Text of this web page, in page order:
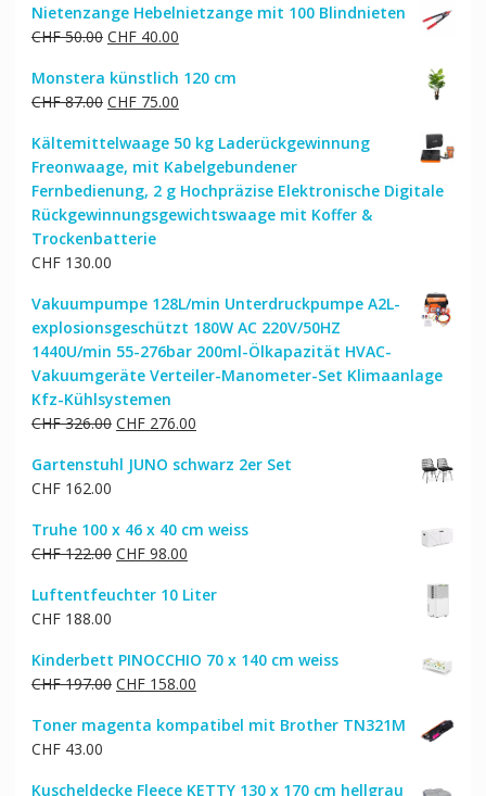
war:
CHF 155.00
ist:
Nietenzange Hebelnietzange mit 100 Blindnieten
CHF50.00 Ursprünglicher
war:
CHF 50.00
CHF40.00Aktueller
ist:
CHF 40.00.
Monstera künstlich 120 cm
CHF87.00 Ursprünglicher
war:
CHF 87.00
CHF75.00Aktueller
ist:
CHF 75.00.
Kältemittelwaage 50 kg Laderückgewinnung
Freonwaage, mit Kabelgebundener
Fernbedienung, 2 g Hochpräzise Elektronische Digitale
Rückgewinnungsgewichtswaage mit Koffer &
Trockenbatterie
CHF130.00
Vakuumpumpe 128L/min Unterdruckpumpe A2L-
explosionsgeschützt 180W AC 220V/50HZ
1440U/min 55-276bar 200ml-Ölkapazität HVAC-
Vakuumgeräte Verteiler-Manometer-Set Klimaanlage
Kfz-Kühlsystemen
CHF326.00 Ursprünglicher
war:
CHF276.00Aktueller
ist:
Gartenstuhl JUNO schwarz 2er Set
CHF162.00
Truhe 100 x 46 x 40 cm weiss
CHF122.00 Ursprünglicher
war:
CHF98.00Aktueller
ist:
Luftentfeuchter 10 Liter
CHF188.00
Kinderbett PINOCCHIO 70 x 140 cm weiss
CHF197.00 Ursprünglicher
war:
CHF158.00Aktueller
ist:
Toner magenta kompatibel mit Brother TN321M
CHF43.00
Kuscheldecke Fleece KETTY 130 x 170 cm hellgrau